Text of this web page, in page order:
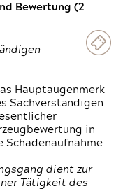
Bewertung (2
Hauptaugenmerk
Sachverständigen
in
Schadenaufnahme
dient zur
Tätigkeit des